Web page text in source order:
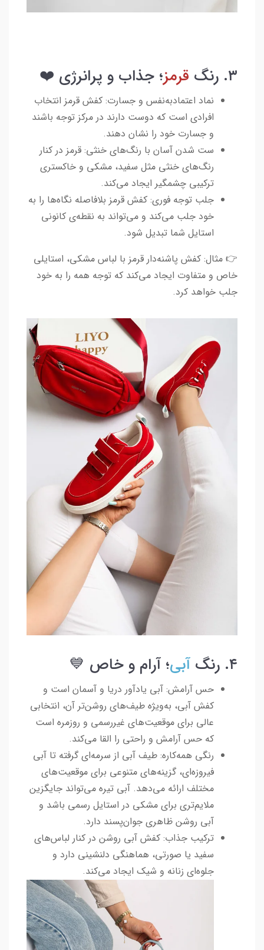
۳. رنگ قرمز؛ جذاب و پرانرژی ❤️
نماد اعتماد‌به‌نفس و جسارت: کفش قرمز انتخاب
افرادی است که دوست دارند در مرکز توجه باشند
و جسارت خود را نشان دهند.
ست شدن آسان با رنگ‌های خنثی: قرمز در کنار
رنگ‌های خنثی مثل سفید، مشکی و خاکستری
ترکیبی چشمگیر ایجاد می‌کند.
جلب توجه فوری: کفش قرمز بلافاصله نگاه‌ها را به
خود جلب می‌کند و می‌تواند به نقطه‌ی کانونی
استایل شما تبدیل شود.
👉 مثال: کفش پاشنه‌دار قرمز با لباس مشکی، استایلی
خاص و متفاوت ایجاد می‌کند که توجه همه را به خود
جلب خواهد کرد.
۴. رنگ آبی؛ آرام و خاص 💙
حس آرامش: آبی یادآور دریا و آسمان است و
کفش آبی، به‌ویژه طیف‌های روشن‌تر آن، انتخابی
عالی برای موقعیت‌های غیررسمی و روزمره است
که حس آرامش و راحتی را القا می‌کند.
رنگی همه‌کاره: طیف آبی از سرمه‌ای گرفته تا آبی
فیروزه‌ای، گزینه‌های متنوعی برای موقعیت‌های
مختلف ارائه می‌دهد. آبی تیره می‌تواند جایگزین
ملایم‌تری برای مشکی در استایل رسمی باشد و
آبی روشن ظاهری جوان‌پسند دارد.
ترکیب جذاب: کفش آبی روشن در کنار لباس‌های
سفید یا صورتی، هماهنگی دلنشینی دارد و
جلوه‌ای زنانه و شیک ایجاد می‌کند.